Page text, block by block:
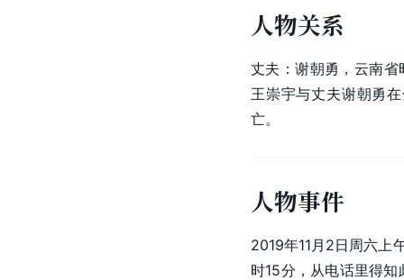
人物关系
丈夫：谢朝勇，云南
王崇宇与丈夫谢朝勇
亡。
人物事件
2019年11月2日周六上
时15分，从电话里得